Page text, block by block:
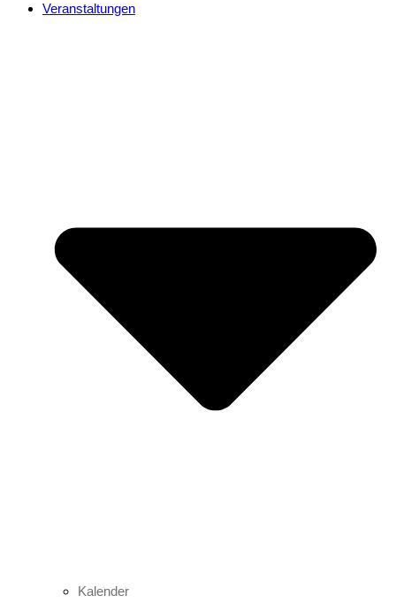
Veranstaltungen
Kalender